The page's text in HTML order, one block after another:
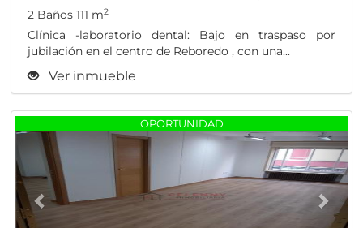
2 Baños 111 m2
Clínica -laboratorio dental: Bajo en traspaso por
jubilación en el centro de Reboredo , con una...
Ver inmueble
OPORTUNIDAD
Previous